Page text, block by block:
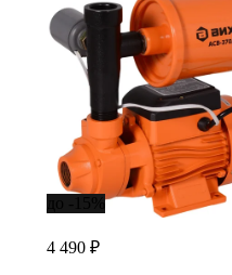
4 490 ₽